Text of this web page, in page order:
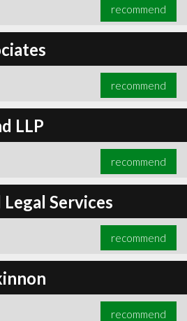
recommend
recommend
LLP
recommend
Services
recommend
recommend